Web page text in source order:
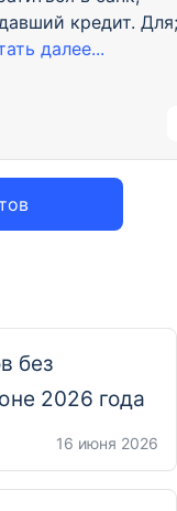
кредит. Для;
далее...
без
2026 года
16 июня 2026